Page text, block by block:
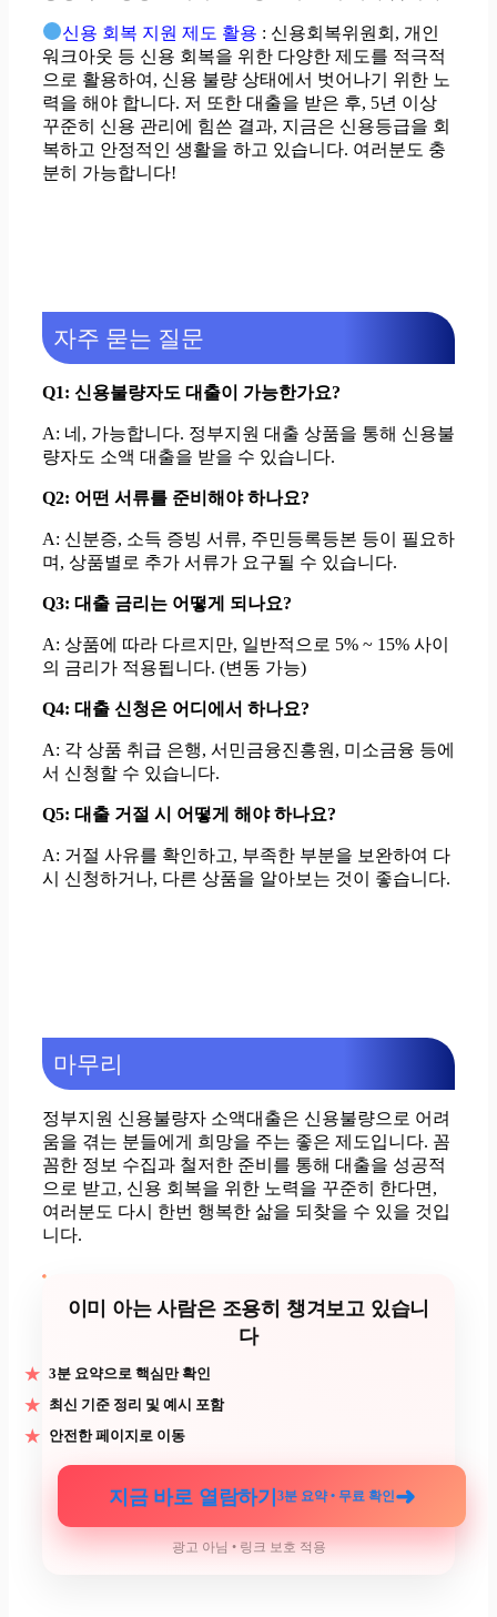
신용 회복 지원 제도 활용 : 신용회복위원회, 개인
워크아웃 등 신용 회복을 위한 다양한 제도를 적극적
으로 활용하여, 신용 불량 상태에서 벗어나기 위한 노
력을 해야 합니다. 저 또한 대출을 받은 후, 5년 이상
꾸준히 신용 관리에 힘쓴 결과, 지금은 신용등급을 회
복하고 안정적인 생활을 하고 있습니다. 여러분도 충
분히 가능합니다!
자주 묻는 질문
Q1: 신용불량자도 대출이 가능한가요?
A: 네, 가능합니다. 정부지원 대출 상품을 통해 신용불
량자도 소액 대출을 받을 수 있습니다.
Q2: 어떤 서류를 준비해야 하나요?
A: 신분증, 소득 증빙 서류, 주민등록등본 등이 필요하
며, 상품별로 추가 서류가 요구될 수 있습니다.
Q3: 대출 금리는 어떻게 되나요?
A: 상품에 따라 다르지만, 일반적으로 5% ~ 15% 사이
의 금리가 적용됩니다. (변동 가능)
Q4: 대출 신청은 어디에서 하나요?
A: 각 상품 취급 은행, 서민금융진흥원, 미소금융 등에
서 신청할 수 있습니다.
Q5: 대출 거절 시 어떻게 해야 하나요?
A: 거절 사유를 확인하고, 부족한 부분을 보완하여 다
시 신청하거나, 다른 상품을 알아보는 것이 좋습니다.
마무리
정부지원 신용불량자 소액대출은 신용불량으로 어려
움을 겪는 분들에게 희망을 주는 좋은 제도입니다. 꼼
꼼한 정보 수집과 철저한 준비를 통해 대출을 성공적
으로 받고, 신용 회복을 위한 노력을 꾸준히 한다면,
여러분도 다시 한번 행복한 삶을 되찾을 수 있을 것입
니다.
딱 3분 투자로 선택이 쉬워집니다
최신 기준 정리 및 예시 포함
안전한 페이지로 이동
지금 바로 열람하기예시 포함 • 실전 가이드➜